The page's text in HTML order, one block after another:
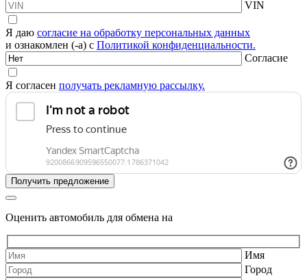
VIN
Я даю согласие на обработку персональных данных
и ознакомлен (-а) с Политикой конфиденциальности.
Согласие
Я согласен получать рекламную рассылку.
Оценить автомобиль для обмена на
Имя
Город